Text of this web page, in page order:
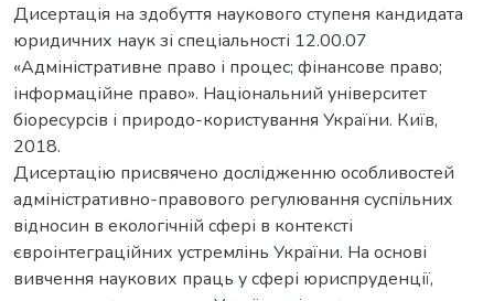
Дисертація на здобуття наукового ступеня кандидата
юридичних наук зі спеціальності 12.00.07
«Адміністративне право і процес; фінансове право;
інформаційне право». Національний університет
біоресурсів і природо-користування України. Київ,
2018.
Дисертацію присвячено дослідженню особливостей
адміністративно-правового регулювання суспільних
відносин в екологічній сфері в контексті
євроінтеграційних устремлінь України. На основі
вивчення наукових праць у сфері юриспруденції,